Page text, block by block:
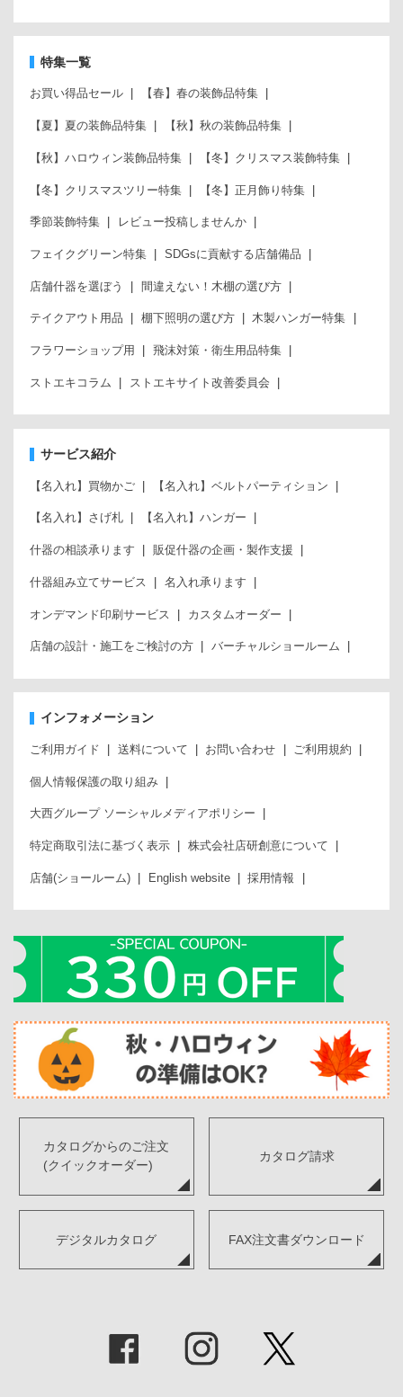
特集一覧
お買い得品セール 【春】春の装飾品特集
【夏】夏の装飾品特集 【秋】秋の装飾品特集
【秋】ハロウィン装飾品特集 【冬】クリスマス装飾特集
【冬】クリスマスツリー特集 【冬】正月飾り特集
季節装飾特集 レビュー投稿しませんか
フェイクグリーン特集 SDGsに貢献する店舗備品
店舗什器を選ぼう 間違えない！木棚の選び方
テイクアウト用品 棚下照明の選び方 木製ハンガー特集
フラワーショップ用 飛沫対策・衛生用品特集
ストエキコラム ストエキサイト改善委員会
サービス紹介
【名入れ】買物かご 【名入れ】ベルトパーティション
【名入れ】さげ札 【名入れ】ハンガー
什器の相談承ります 販促什器の企画・製作支援
什器組み立てサービス 名入れ承ります
オンデマンド印刷サービス カスタムオーダー
店舗の設計・施工をご検討の方 バーチャルショールーム
インフォメーション
ご利用ガイド 送料について お問い合わせ ご利用規約
個人情報保護の取り組み
大西グループ ソーシャルメディアポリシー
特定商取引法に基づく表示 株式会社店研創意について
店舗(ショールーム) English website 採用情報
カタログからのご注文
(クイックオーダー)
カタログ請求
デジタルカタログ FAX注文書ダウンロード